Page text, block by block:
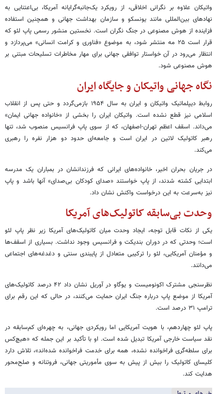
واتیکان علاوه بر نگرانی اخلاقی، از رویکرد یک‌جانبه‌گرایانه آمریکا، بی‌اعتنایی به
نهادهای بین‌المللی مانند یونسکو و سازمان بهداشت جهانی و همچنین استفاده
فزاینده از هوش مصنوعی در جنگ نگران است. نخستین منشور رسمی پاپ لئو که
قرار است ۲۵ مه منتشر شود، به موضوع «فناوری و کرامت انسانی» می‌پردازد و
انتظار می‌رود در آن خواستار توافقی جهانی برای مهار مخاطرات تسلیحات مبتنی بر
هوش مصنوعی شود.
نگاه جهانی واتیکان و جایگاه ایران
روابط دیپلماتیک واتیکان و ایران به سال ۱۹۵۴ بازمی‌گردد و حتی پس از انقلاب
اسلامی نیز قطع نشده است. واتیکان ایران را بخشی از «خانواده جهانی ایمان»
می‌داند. اسقف اعظم تهران-اصفهان، که از سوی پاپ فرانسیس منصوب شد، تنها
رهبر کاتولیک لاتین در ایران است و جامعه‌ای حدود دو هزار نفره را رهبری
می‌کند.
در جریان بحران اخیر، خانواده‌های ایرانی که فرزندانشان در بمباران یک مدرسه
ابتدایی کشته شدند، از پاپ خواستند «صدای کودکان بی‌صدای» آنها باشد و پاپ
نیز به‌سرعت به این درخواست واکنش نشان داد.
وحدت بی‌سابقه کاتولیک‌های آمریکا
یکی از نکات قابل توجه، ایجاد وحدت میان کاتولیک‌های آمریکا زیر نظر پاپ لئو
است؛ وحدتی که در دوران بندیکت و فرانسیس وجود نداشت. بسیاری از اسقف‌ها
و مؤمنان آمریکایی، لئو را ترکیبی متعادل از پایبندی سنتی و دغدغه‌های اجتماعی
می‌دانند.
نظرسنجی مشترک اکونومیست و یوگاو در آوریل نشان داد ۴۲ درصد کاتولیک‌های
آمریکا از موضع پاپ درباره جنگ ایران حمایت می‌کنند، در حالی که این رقم برای
ترامپ ۳۱ درصد است.
پاپ لئو چهاردهم، با هویت آمریکایی اما رویکردی جهانی، به چهره‌ای کم‌سابقه در
نقد سیاست خارجی آمریکا تبدیل شده است. او با تأکید بر این جمله که «هیچ‌کس
برای سلطه‌گری فراخوانده نشده، همه برای خدمت فراخوانده شده‌اند»، تلاش دارد
کلیسای کاتولیک را بیش از پیش به سوی مأموریتی جهانی، فروتنانه و صلح‌محور
هدایت کند.